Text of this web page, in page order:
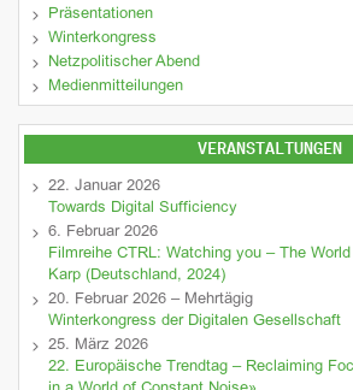
Präsentationen
Winterkongress
Netzpolitischer Abend
Medienmitteilungen
VERANSTALTUNGEN
22. Januar 2026
Towards Digital Sufficiency
6. Februar 2026
Filmreihe CTRL: Watching you – The
Karp (Deutschland, 2024)
20. Februar 2026 – Mehrtägig
Winterkongress der Digitalen Gesellschaft
25. März 2026
22. Europäische Trendtag – Reclaiming